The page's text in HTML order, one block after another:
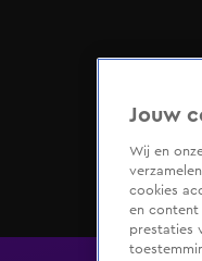
Jouw
Wij en
cookies
en content
prestaties